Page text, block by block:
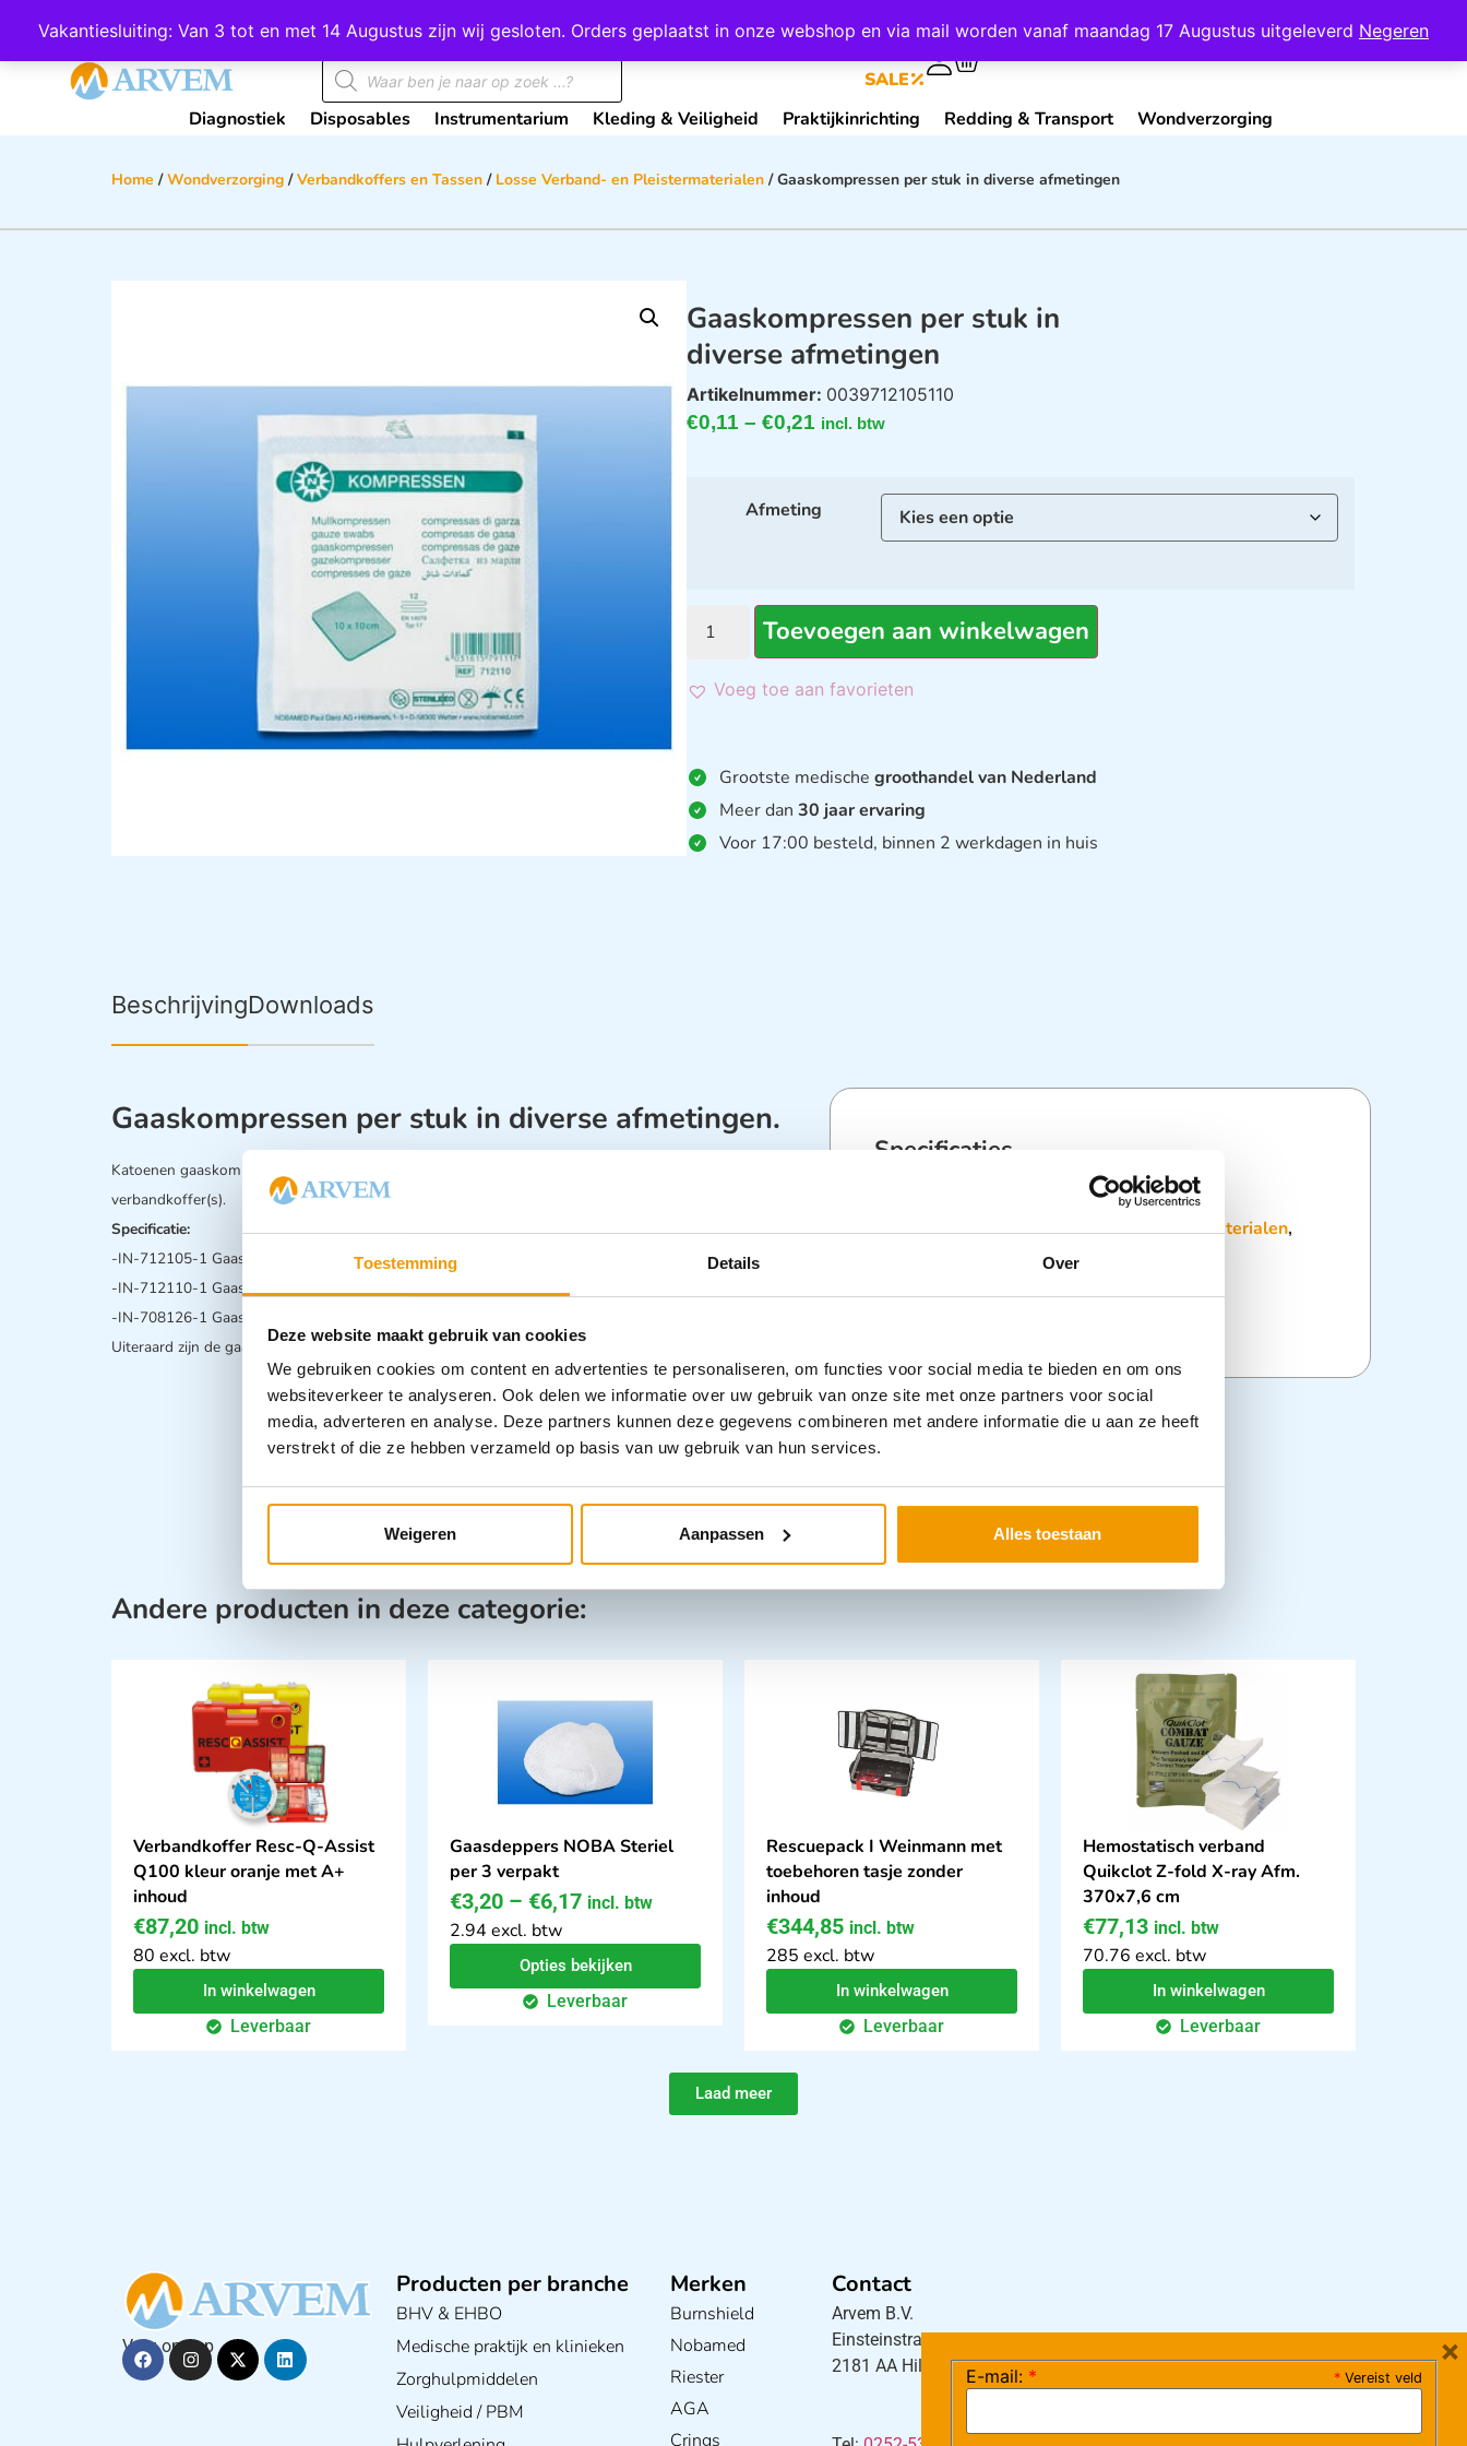
Toestemming Details Over
Deze website maakt gebruik van cookies
We gebruiken cookies om content en advertenties te personaliseren, om functies voor social media te bieden en om ons
websiteverkeer te analyseren. Ook delen we informatie over uw gebruik van onze site met onze partners voor social
media, adverteren en analyse. Deze partners kunnen deze gegevens combineren met andere informatie die u aan ze heeft
verstrekt of die ze hebben verzameld op basis van uw gebruik van hun services.
Weigeren Aanpassen Alles toestaan
Vakantiesluiting: Van 3 tot en met 14 Augustus zijn wij gesloten. Orders geplaatst in onze webshop en via mail worden vanaf maandag 17 Augustus uitgeleverd Negeren
Wij scoren een 4,8 op Google Mijn Account Contact
SALE
Diagnostiek Disposables Instrumentarium Kleding & Veiligheid Praktijkinrichting Redding & Transport Wondverzorging
Home /Wondverzorging /Verbandkoffers en Tassen / Losse Verband- en Pleistermaterialen / Gaaskompressen per stuk in diverse afmetingen
Gaaskompressen per stuk in
diverse afmetingen
Artikelnummer: 0039712105110
€0,11 – €0,21 incl. btw
Afmeting
Toevoegen aan winkelwagen
Voeg toe aan favorieten
Grootste medischegroothandel van Nederland
Meer dan30 jaar ervaring
Voor 17:00 besteld, binnen 2 werkdagen in huis
BeschrijvingDownloads
Gaaskompressen per stuk in diverse afmetingen.
Katoenen gaaskompressen in diverse afmetingen per stuk geleverd voor het zelf navullen van uw
verbandkoffer(s).
Specificatie:
-IN-712105-1 Gaaskompres 5x5cm
-IN-712110-1 Gaaskompres 10x10cm
-IN-708126-1 Gaaskompres 1/16
Uiteraard zijn de gaascompressen ook leverbaar in doosjes of omdozen.. Zie:
Specificaties
Categorieën:Losse Verband- en Pleistermaterialen,
Wondverzorging
Andere producten in deze categorie:
Verbandkoffer Resc-Q-Assist
Q100 kleur oranje met A+
inhoud
€87,20 incl. btw
80 excl. btw
In winkelwagen
Leverbaar
Gaasdeppers NOBA Steriel
per 3 verpakt
€3,20 – €6,17 incl. btw
2.94 excl. btw
Opties bekijken
Leverbaar
Rescuepack I Weinmann met
toebehoren tasje zonder
inhoud
€344,85 incl. btw
285 excl. btw
In winkelwagen
Leverbaar
Hemostatisch verband
Quikclot Z-fold X-ray Afm.
370x7,6 cm
€77,13 incl. btw
70.76 excl. btw
In winkelwagen
Leverbaar
Laad meer
Volg ons op
Producten per branche
BHV & EHBO
Medische praktijk en klinieken
Zorghulpmiddelen
Veiligheid / PBM
Merken
Burnshield
Nobamed
Riester
AGA
Crings
Contact
Arvem B.V.
Einsteinstraat 5
2181 AA Hillegom
* Vereist veld
E-mail: *
×